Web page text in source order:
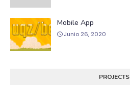
Mobile App
Junio 26, 2020
PROJECTS